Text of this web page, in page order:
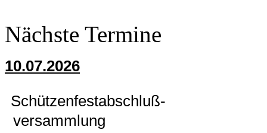
Nächste Termine
10.07.2026
Schützenfestabschluß-
versammlung